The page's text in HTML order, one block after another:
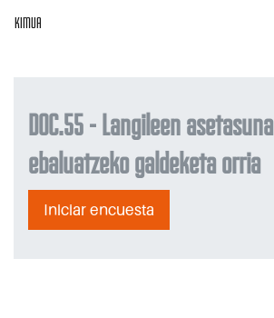
KIMUA
DOC.55 - Langileen asetasuna
ebaluatzeko galdeketa orria
Iniciar encuesta